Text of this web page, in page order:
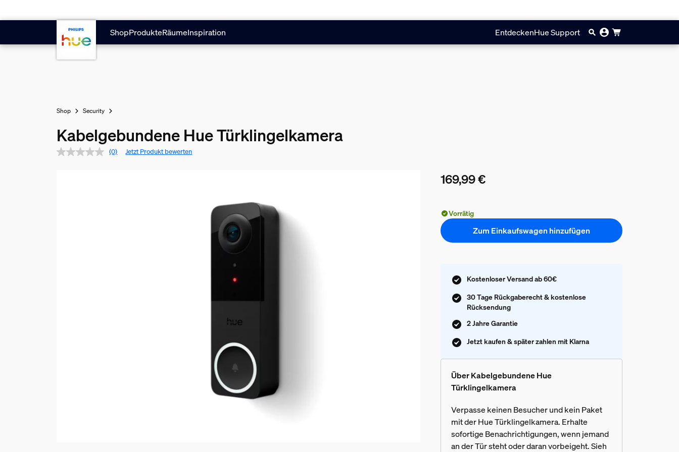
ShopProdukteRäumeInspiration EntdeckenHue Support
Shop Security
Kabelgebundene Hue Türklingelkamera
(0) Jetzt Produkt bewerten
169,99 €
Vorrätig
Zum Einkaufswagen hinzufügen
Kostenloser Versand ab 60€
30 Tage Rückgaberecht & kostenlose
Rücksendung
2 Jahre Garantie
Jetzt kaufen & später zahlen mit Klarna
Über Kabelgebundene Hue
Türklingelkamera
Verpasse keinen Besucher und kein Paket
mit der Hue Türklingelkamera. Erhalte
sofortige Benachrichtigungen, wenn jemand
an der Tür steht oder daran vorbeigeht. Sieh